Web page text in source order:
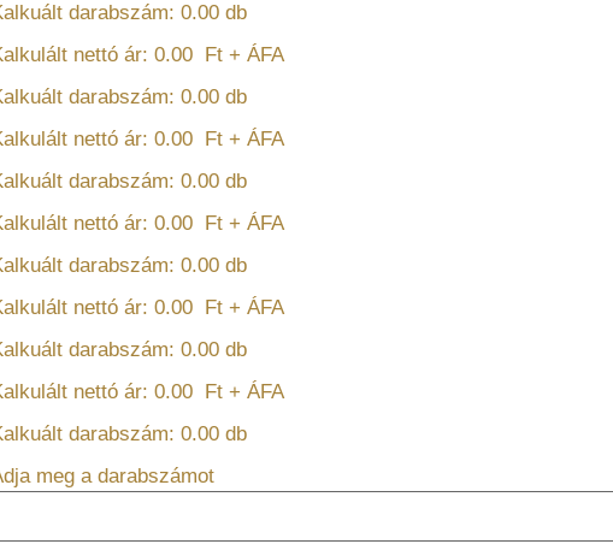
darabszám: 0.00 db
nettó ár: 0.00 Ft + ÁFA
darabszám: 0.00 db
nettó ár: 0.00 Ft + ÁFA
darabszám: 0.00 db
nettó ár: 0.00 Ft + ÁFA
darabszám: 0.00 db
nettó ár: 0.00 Ft + ÁFA
darabszám: 0.00 db
nettó ár: 0.00 Ft + ÁFA
darabszám: 0.00 db
meg a darabszámot